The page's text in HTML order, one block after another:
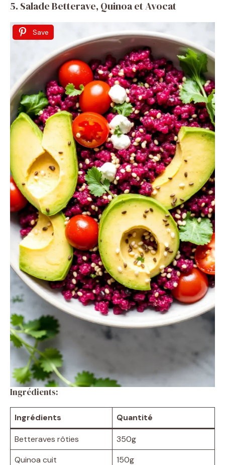
5. Salade Betterave, Quinoa et Avocat
Save
Ingrédients:
Ingrédients Quantité
Betteraves rôties
350g
Quinoa cuit
150g